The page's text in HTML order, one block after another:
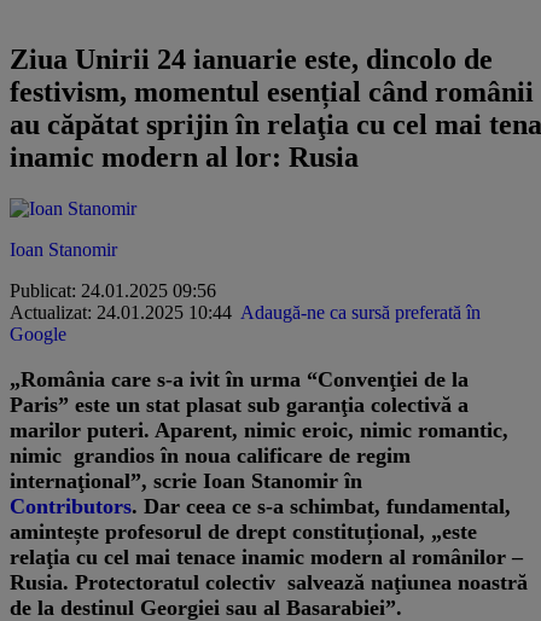
Ziua Unirii 24 ianuarie este, dincolo de
festivism, momentul esențial când românii
au căpătat sprijin în relaţia cu cel mai
inamic modern al lor: Rusia
Ioan Stanomir
Publicat: 24.01.2025 09:56
Actualizat: 24.01.2025 10:44 Adaugă-ne ca sursă preferată în
Google
„România care s-a ivit în urma “Convenţiei de la
Paris” este un stat plasat sub garanţia colectivă a
marilor puteri. Aparent, nimic eroic, nimic romantic,
nimic grandios în noua calificare de regim
internaţional”, scrie Ioan Stanomir în
Contributors. Dar ceea ce s-a schimbat, fundamental,
amintește profesorul de drept constituțional, „este
relaţia cu cel mai tenace inamic modern al românilor –
Rusia. Protectoratul colectiv salvează naţiunea noastră
de la destinul Georgiei sau al Basarabiei”.